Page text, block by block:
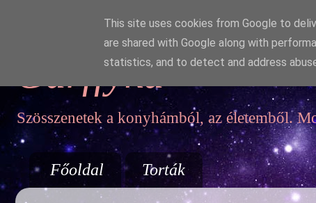
Garffyka
Szösszenetek a konyhámból, az életemből.
Főoldal Torták
This site uses cookies from Google to
are shared with Google along with
statistics, and to detect and address